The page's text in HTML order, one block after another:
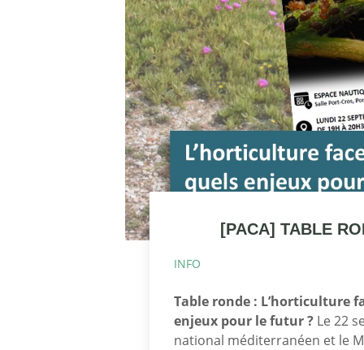
[PACA] TABLE
INFO
Table ronde : L’horticulture
enjeux pour le futur ? Le 22
national méditerranéen et le